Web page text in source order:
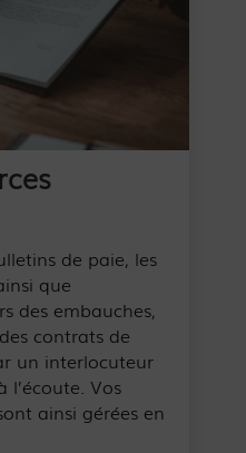
de paie, les
que
des embauches,
contrats de
un interlocuteur
l’écoute. Vos
ainsi gérées en